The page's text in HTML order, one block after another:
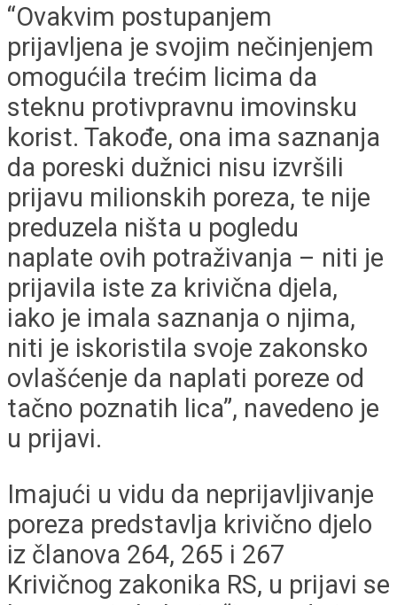
“Ovakvim postupanjem
prijavljena je svojim nečinjenjem
omogućila trećim licima da
steknu protivpravnu imovinsku
korist. Takođe, ona ima saznanja
da poreski dužnici nisu izvršili
prijavu milionskih poreza, te nije
preduzela ništa u pogledu
naplate ovih potraživanja – niti je
prijavila iste za krivična djela,
iako je imala saznanja o njima,
niti je iskoristila svoje zakonsko
ovlašćenje da naplati poreze od
tačno poznatih lica”, navedeno je
u prijavi.
Imajući u vidu da neprijavljivanje
poreza predstavlja krivično djelo
iz članova 264, 265 i 267
Krivičnog zakonika RS, u prijavi se